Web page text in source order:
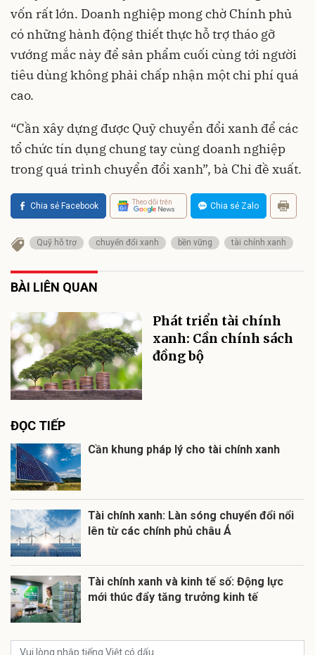
vốn rất lớn. Doanh nghiệp mong chờ Chính phủ
có những hành động thiết thực hỗ trợ tháo gỡ
vướng mắc này để sản phẩm cuối cùng tới người
tiêu dùng không phải chấp nhận một chi phí quá
cao.
“Cần xây dựng được Quỹ chuyển đổi xanh để các
tổ chức tín dụng chung tay cùng doanh nghiệp
trong quá trình chuyển đổi xanh”, bà Chi đề xuất.
Chia sẻ Facebook Theo dõi trên Chia sẻ Zalo
Quỹ hỗ trợ chuyển đổi xanh bền vững tài chính xanh
BÀI LIÊN QUAN
Phát triển tài chính
xanh: Cần chính sách
đồng bộ
ĐỌC TIẾP
Cần khung pháp lý cho tài chính xanh
Tài chính xanh: Làn sóng chuyển đổi nổi
lên từ các chính phủ châu Á
Tài chính xanh và kinh tế số: Động lực
mới thúc đẩy tăng trưởng kinh tế